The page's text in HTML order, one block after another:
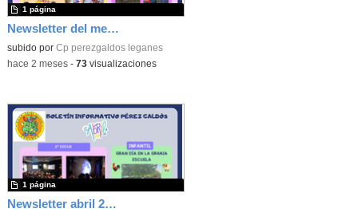
Newsletter del mes de mayo
subido por Cp perezgaldos leganes
1 página
-hace 2 meses- 73visualizaciones
Newsletter abril 2026
1 página